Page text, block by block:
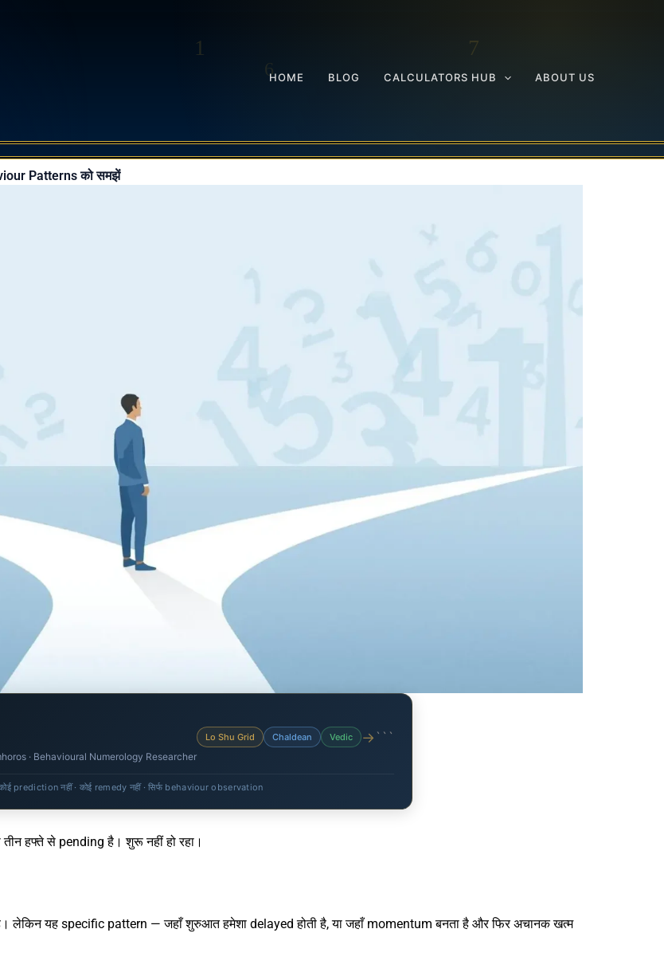
HOME BLOG CALCULATORS HUB ABOUT US
Patterns को समझें
· Behavioural Numerology Researcher
Lo Shu Grid Chaldean Vedic → ```
prediction नहीं · कोई remedy नहीं · सिर्फ behaviour observation
हफ्ते से pending है। शुरू नहीं हो रहा।
यह specific pattern — जहाँ शुरुआत हमेशा delayed होती है, या जहाँ momentum बनता है और फिर अचानक खत्म